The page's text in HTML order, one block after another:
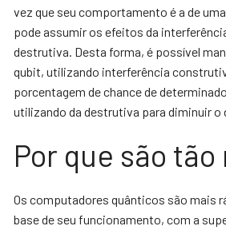
vez que seu comportamento é a de
pode assumir os efeitos da
destrutiva. Desta forma, é possível
qubit, utilizando interferência
porcentagem de chance de
utilizando da destrutiva para diminuir o
Por que são tão
Os computadores quânticos são mais
base de seu funcionamento, com a